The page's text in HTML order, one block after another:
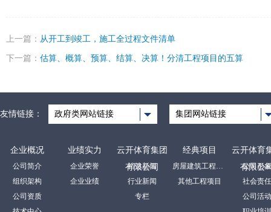
上一篇： 从开工到竣工，施工全过程文件清单
下一篇： 估算、概算、预算、结算、决算！分清工程项目的五算
友情链接： 政府类网站链接 集团网站链接
企业概况
公司简介
组织架构
公司资质
业绩实力
企业荣誉
企业业绩
云开体育集团
有限公司
裕达新闻
行业新闻
专栏
经典项目
房屋建筑工程项目
其他工程项目
云开体育
有限公
公司形象
社会责任
公司活动